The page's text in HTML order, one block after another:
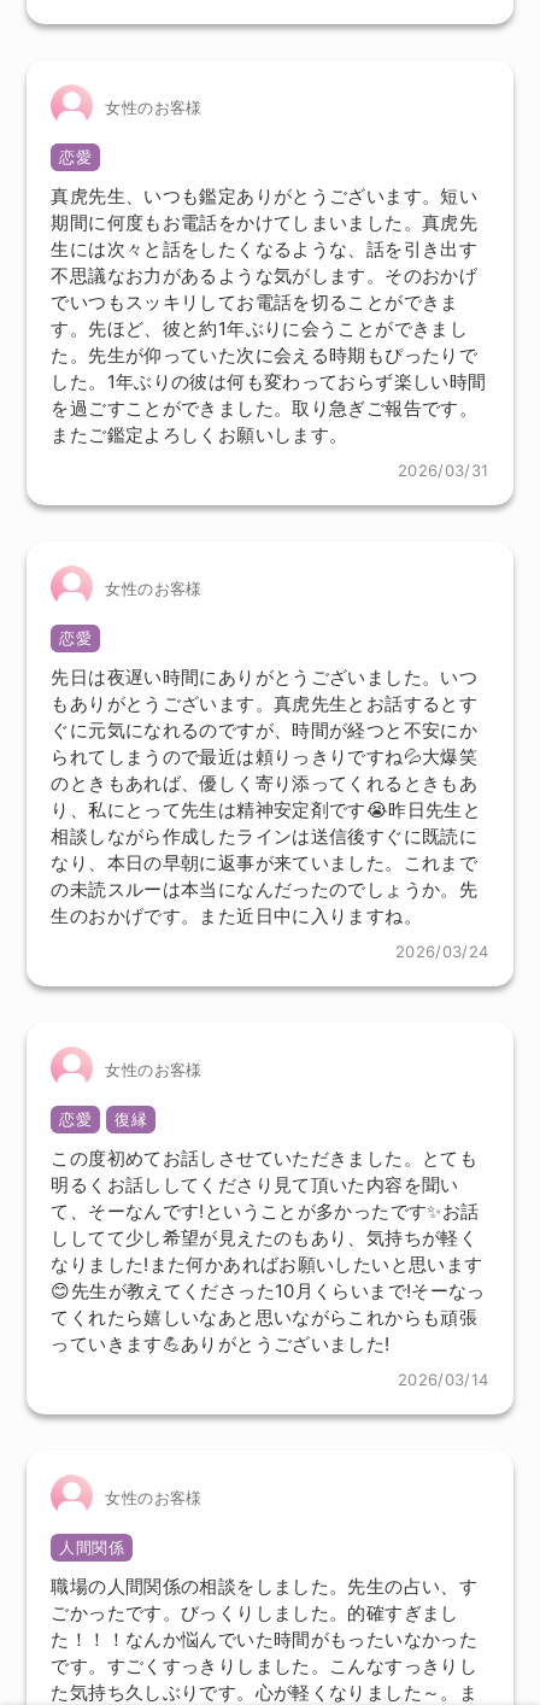
女性のお客様
恋愛
真虎先生、いつも鑑定ありがとうございます。短い
期間に何度もお電話をかけてしまいました。真虎先
生には次々と話をしたくなるような、話を引き出す
不思議なお力があるような気がします。そのおかげ
でいつもスッキリしてお電話を切ることができま
す。先ほど、彼と約1年ぶりに会うことができまし
た。先生が仰っていた次に会える時期もぴったりで
した。1年ぶりの彼は何も変わっておらず楽しい時間
を過ごすことができました。取り急ぎご報告です。
またご鑑定よろしくお願いします。
2026/03/31
女性のお客様
恋愛
先日は夜遅い時間にありがとうございました。いつ
もありがとうございます。真虎先生とお話するとす
ぐに元気になれるのですが、時間が経つと不安にか
られてしまうので最近は頼りっきりですね💦大爆笑
のときもあれば、優しく寄り添ってくれるときもあ
り、私にとって先生は精神安定剤です😭昨日先生と
相談しながら作成したラインは送信後すぐに既読に
なり、本日の早朝に返事が来ていました。これまで
の未読スルーは本当になんだったのでしょうか。先
生のおかげです。また近日中に入りますね。
2026/03/24
女性のお客様
恋愛 復縁
この度初めてお話しさせていただきました。とても
明るくお話ししてくださり見て頂いた内容を聞い
て、そーなんです!ということが多かったです✨️お話
ししてて少し希望が見えたのもあり、気持ちが軽く
なりました!また何かあればお願いしたいと思います
😊先生が教えてくださった10月くらいまで!そーなっ
てくれたら嬉しいなあと思いながらこれからも頑張
っていきます💪ありがとうございました!
2026/03/14
女性のお客様
人間関係
職場の人間関係の相談をしました。先生の占い、す
ごかったです。びっくりしました。的確すぎまし
た！！！なんか悩んでいた時間がもったいなかった
です。すごくすっきりしました。こんなすっきりし
た気持ち久しぶりです。心が軽くなりました～。ま